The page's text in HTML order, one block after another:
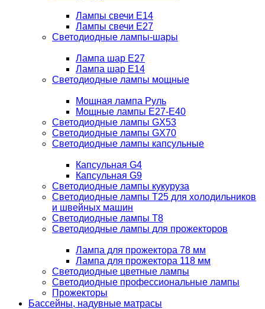
Лампы свечи Е14
Лампы свечи Е27
Светодиодные лампы-шары
Лампа шар E27
Лампа шар Е14
Светодиодные лампы мощные
Мощная лампа Руль
Мощные лампы E27-E40
Светодиодные лампы GX53
Светодиодные лампы GX70
Светодиодные лампы капсульные
Капсульная G4
Капсульная G9
Светодиодные лампы кукуруза
Светодиодные лампы T25 для холодильников
и швейных машин
Светодиодные лампы T8
Светодиодные лампы для прожекторов
Лампа для прожектора 78 мм
Лампа для прожектора 118 мм
Светодиодные цветные лампы
Светодиодные профессиональные лампы
Прожекторы
Бассейны, надувные матрасы